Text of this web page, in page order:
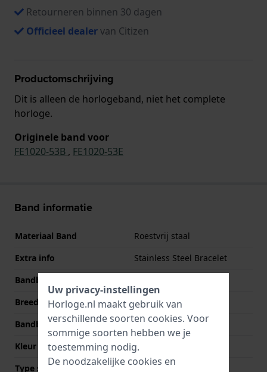
Retourneren binnen 30 dagen
Officieel dealervan Citizen
Productomschrijving
Dit is alleen de horlogeband, niet het complete
horloge.
Originele band voor
FE1020-53B , FE1020-53E
Band informatie
Materiaal Band
Roestvrij staal
Extra info
Stainless Steel Bracelet
Bandbreedte
Breedte bandaanzet
9 mm
Bandbreedte bij sluiting
14 mm
Kleur Band
Zilver
Type sluiting
Vouwsluiting met
Uw privacy-instellingen
Horloge.nl maakt gebruik van
verschillende soorten cookies. Voor
sommige soorten hebben we je
toestemming nodig.
De noodzakelijke cookies en